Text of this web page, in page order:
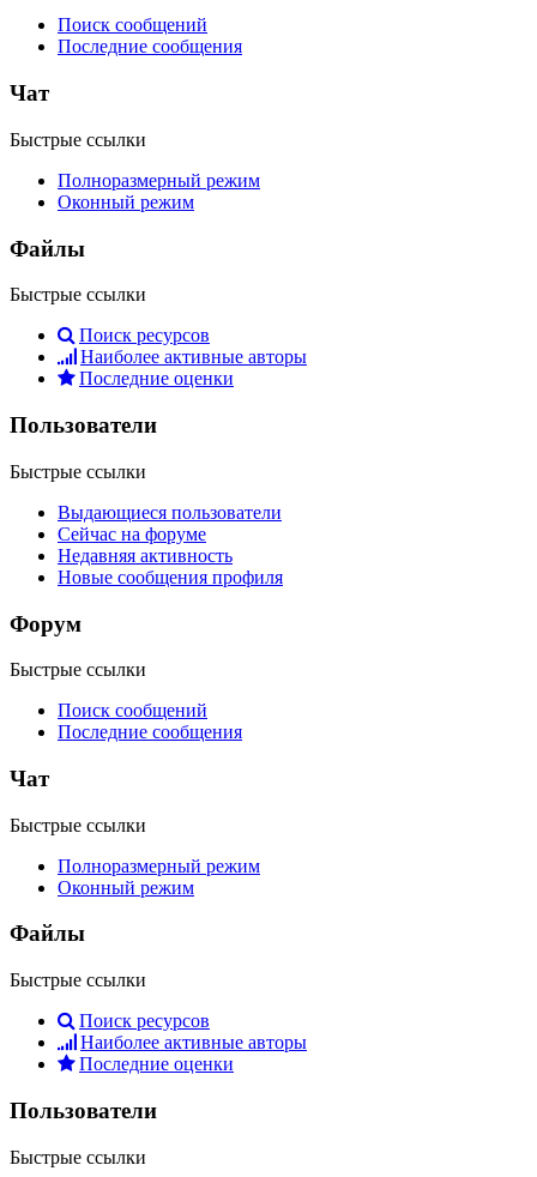
Поиск сообщений
Последние сообщения
Чат
Быстрые ссылки
Полноразмерный режим
Оконный режим
Файлы
Быстрые ссылки
Поиск ресурсов
Наиболее активные авторы
Последние оценки
Пользователи
Быстрые ссылки
Выдающиеся пользователи
Сейчас на форуме
Недавняя активность
Новые сообщения профиля
Форум
Быстрые ссылки
Поиск сообщений
Последние сообщения
Чат
Быстрые ссылки
Полноразмерный режим
Оконный режим
Файлы
Быстрые ссылки
Поиск ресурсов
Наиболее активные авторы
Последние оценки
Пользователи
Быстрые ссылки